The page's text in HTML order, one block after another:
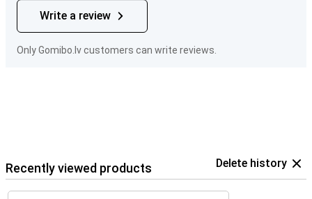
Write a review
Only Gomibo.lv customers can write reviews.
Recently viewed products Delete history